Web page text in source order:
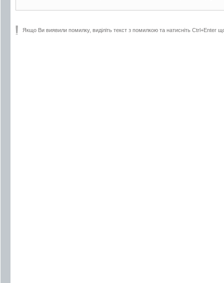
Якщо Ви виявили помилку, виділіть текст з помилкою та натисніть Ctrl+Enter